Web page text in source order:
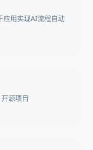
应用实现AI流程自动
源项目